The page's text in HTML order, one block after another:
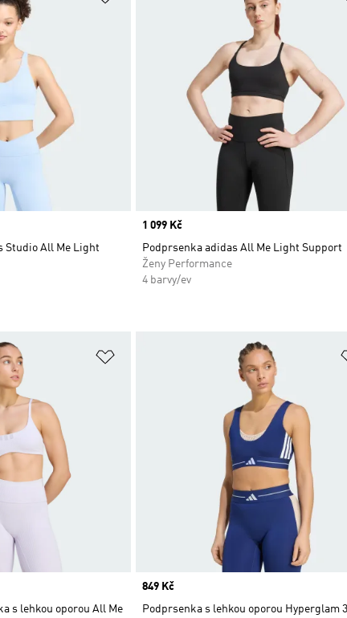
Studio All Me Light
Price
1 099 Kč
Podprsenka adidas All Me Light Support
Ženy Performance
4 barvy/ev
Přidat do seznamu přání
s lehkou oporou All Me
Price
849 Kč
Podprsenka s lehkou oporou Hyperglam